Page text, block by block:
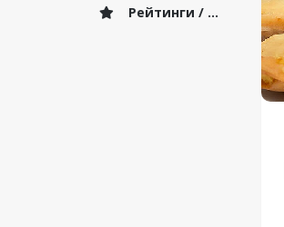
Рейтинги / Отзывы